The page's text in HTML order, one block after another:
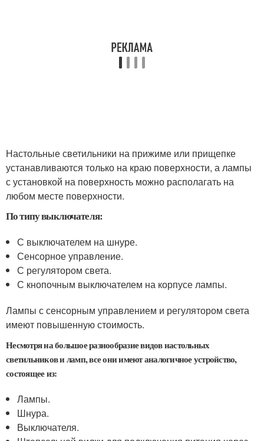
Настольные светильники на прижиме или прищепке
устанавливаются только на краю поверхности, а лампы
с установкой на поверхность можно располагать на
любом месте поверхности.
По типу выключателя:
С выключателем на шнуре.
Сенсорное управление.
С регулятором света.
С кнопочным выключателем на корпусе лампы.
Лампы с сенсорным управлением и регулятором света
имеют повышенную стоимость.
Несмотря на большое разнообразие видов настольных
светильников и ламп, все они имеют аналогичное устройство,
состоящее из:
Лампы.
Шнура.
Выключателя.